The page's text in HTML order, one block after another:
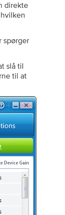
direkte
spørger
slå til
til at